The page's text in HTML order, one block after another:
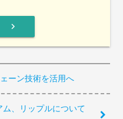
chevron_right
ーン技術を活用へ
、リップルについて